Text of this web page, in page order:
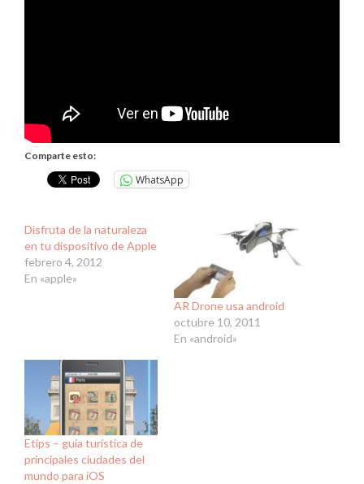
Comparte esto:
WhatsApp
Disfruta de la naturaleza
en tu dispositivo de Apple
febrero 4, 2012
En «apple»
AR Drone usa android
octubre 10, 2011
En «android»
Etips – guía turística de
principales ciudades del
mundo para iOS